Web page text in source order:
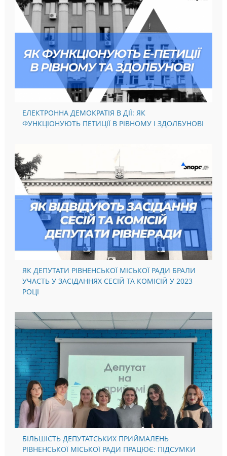
ЕЛЕКТРОННА ДЕМОКРАТІЯ В ДІЇ: ЯК
ФУНКЦІОНУЮТЬ ПЕТИЦІЇ В РІВНОМУ І ЗДОЛБУНОВІ
ЯК ДЕПУТАТИ РІВНЕНСЬКОЇ МІСЬКОЇ РАДИ БРАЛИ
УЧАСТЬ У ЗАСІДАННЯХ СЕСІЙ ТА КОМІСІЙ У 2023
РОЦІ
БІЛЬШІСТЬ ДЕПУТАТСЬКИХ ПРИЙМАЛЕНЬ
РІВНЕНСЬКОЇ МІСЬКОЇ РАДИ ПРАЦЮЄ: ПІДСУМКИ